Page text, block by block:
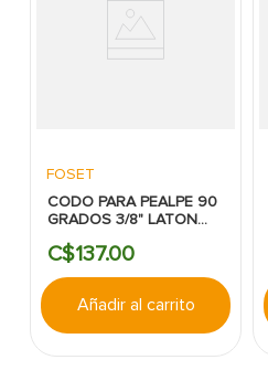
FOSET
CODO PARA PEALPE 90
GRADOS 3/8" LATON
C$137.00
Añadir al carrito